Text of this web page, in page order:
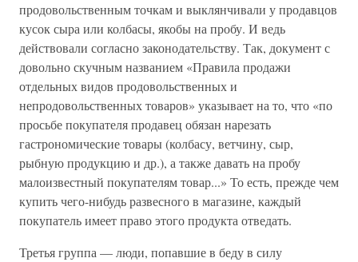
продовольственным точкам и выклянчивали у продавцов
кусок сыра или колбасы, якобы на пробу. И ведь
действовали согласно законодательству. Так, документ с
довольно скучным названием «Правила продажи
отдельных видов продовольственных и
непродовольственных товаров» указывает на то, что «по
просьбе покупателя продавец обязан нарезать
гастрономические товары (колбасу, ветчину, сыр,
рыбную продукцию и др.), а также давать на пробу
малоизвестный покупателям товар...» То есть, прежде чем
купить чего-нибудь развесного в магазине, каждый
покупатель имеет право этого продукта отведать.
Третья группа — люди, попавшие в беду в силу